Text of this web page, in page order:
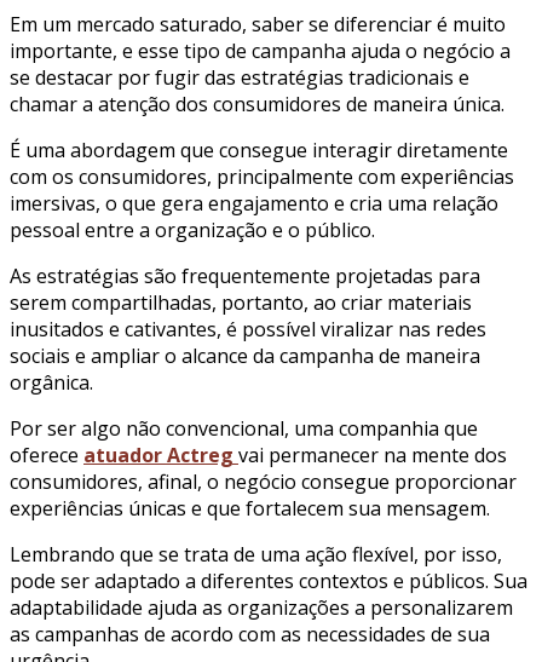
Em um mercado saturado, saber se diferenciar é muito
importante, e esse tipo de campanha ajuda o negócio a
se destacar por fugir das estratégias tradicionais e
chamar a atenção dos consumidores de maneira única.
É uma abordagem que consegue interagir diretamente
com os consumidores, principalmente com experiências
imersivas, o que gera engajamento e cria uma relação
pessoal entre a organização e o público.
As estratégias são frequentemente projetadas para
serem compartilhadas, portanto, ao criar materiais
inusitados e cativantes, é possível viralizar nas redes
sociais e ampliar o alcance da campanha de maneira
orgânica.
Por ser algo não convencional, uma companhia que
oferece atuador Actreg vai permanecer na mente dos
consumidores, afinal, o negócio consegue proporcionar
experiências únicas e que fortalecem sua mensagem.
Lembrando que se trata de uma ação flexível, por isso,
pode ser adaptado a diferentes contextos e públicos. Sua
adaptabilidade ajuda as organizações a personalizarem
as campanhas de acordo com as necessidades de sua